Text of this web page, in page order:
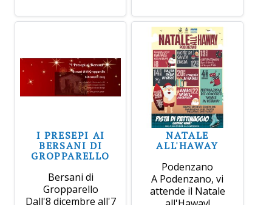
I PRESEPI AI
BERSANI DI
GROPPARELLO
Bersani di
Gropparello
Dall'8 dicembre all'7
NATALE
ALL'HAWAY
Podenzano
A Podenzano, vi
attende il Natale